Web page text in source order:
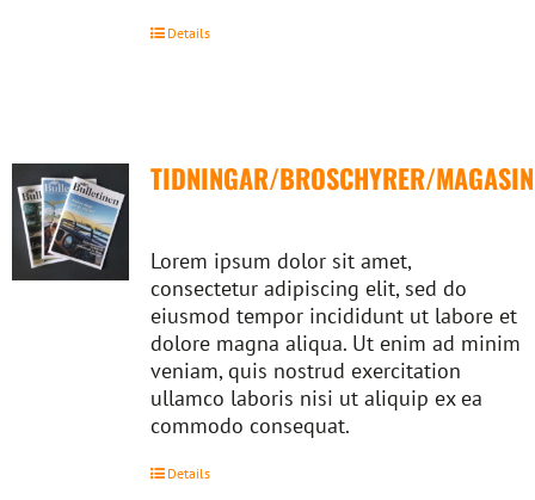
Details
TIDNINGAR/BROSCHYRER/MAGASIN
Lorem ipsum dolor sit amet,
consectetur adipiscing elit, sed do
eiusmod tempor incididunt ut labore et
dolore magna aliqua. Ut enim ad minim
veniam, quis nostrud exercitation
ullamco laboris nisi ut aliquip ex ea
commodo consequat.
Details